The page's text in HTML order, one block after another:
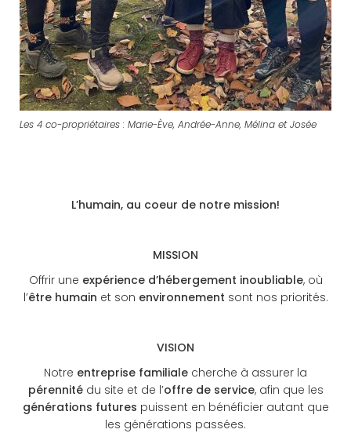
Les 4 co-propriétaires : Marie-Ève, Andrée-Anne, Mélina et Josée
L’humain, au coeur de notre mission!
MISSION
Offrir une expérience d’hébergement inoubliable, où
l’être humain et son environnement sont nos priorités.
VISION
Notre entreprise familiale cherche à assurer la
pérennitédu site et de l’offre de service, afin que les
générations futures puissent en bénéficier autant que
les générations passées.